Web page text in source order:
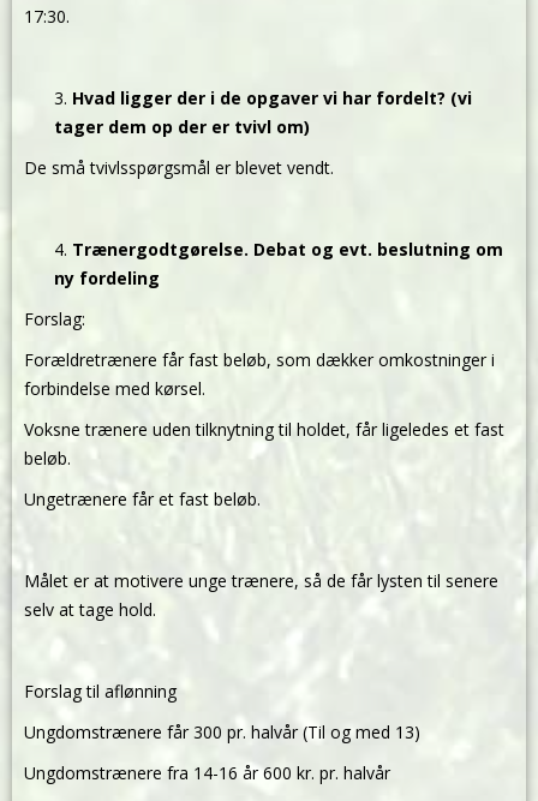
17:30.
Hvad ligger der i de opgaver vi har fordelt? (vi
tager dem op der er tvivl om)
De små tvivlsspørgsmål er blevet vendt.
Trænergodtgørelse. Debat og evt. beslutning om
ny fordeling
Forslag:
Forældretrænere får fast beløb, som dækker omkostninger i
forbindelse med kørsel.
Voksne trænere uden tilknytning til holdet, får ligeledes et fast
beløb.
Ungetrænere får et fast beløb.
Målet er at motivere unge trænere, så de får lysten til senere
selv at tage hold.
Forslag til aflønning
Ungdomstrænere får 300 pr. halvår (Til og med 13)
Ungdomstrænere fra 14-16 år 600 kr. pr. halvår